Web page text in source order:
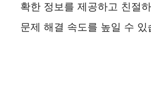
확한 정보를 제공하고 친절
문제 해결 속도를 높일 수 있